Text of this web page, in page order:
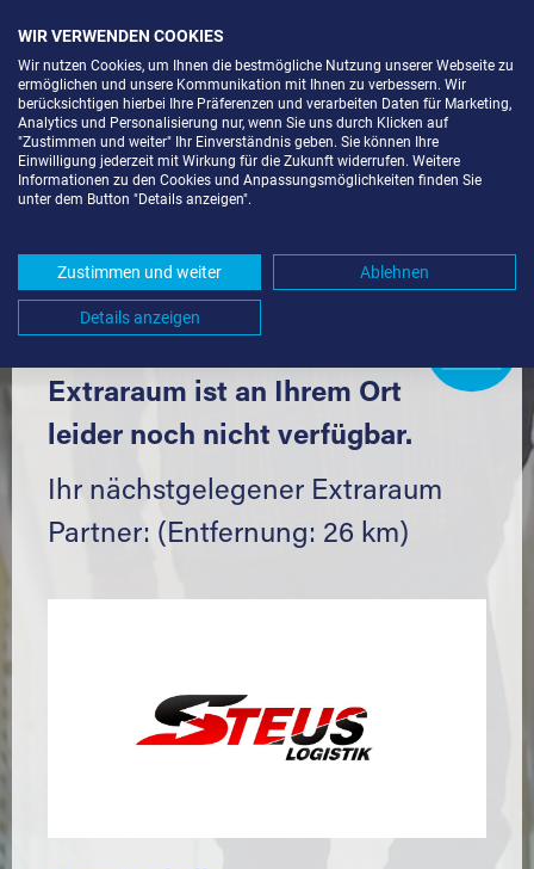
SELF STORAGE IN UHINGEN (73066)
Komfortabel einlagern mit Extraraum
Extraraum ist an Ihrem Ort
leider noch nicht verfügbar.
Ihr nächstgelegener Extraraum
Partner: (Entfernung: 26 km)
WIR VERWENDEN COOKIES
Wir nutzen Cookies, um Ihnen die bestmögliche Nutzung unserer Webseite zu
ermöglichen und unsere Kommunikation mit Ihnen zu verbessern. Wir
berücksichtigen hierbei Ihre Präferenzen und verarbeiten Daten für Marketing,
Analytics und Personalisierung nur, wenn Sie uns durch Klicken auf
"Zustimmen und weiter" Ihr Einverständnis geben. Sie können Ihre
Einwilligung jederzeit mit Wirkung für die Zukunft widerrufen. Weitere
Informationen zu den Cookies und Anpassungsmöglichkeiten finden Sie
unter dem Button "Details anzeigen".
Zustimmen und weiter Ablehnen
Details anzeigen